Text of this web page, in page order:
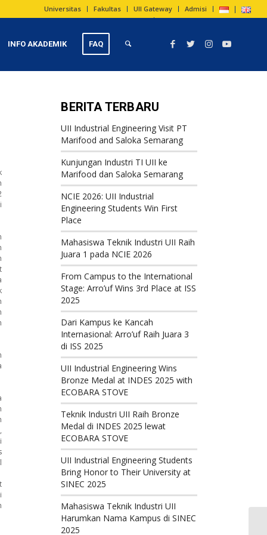
Universitas Fakultas UII Gateway Admisi
INFO AKADEMIK FAQ
BERITA TERBARU
UII Industrial Engineering Visit PT
Marifood and Saloka Semarang
Kunjungan Industri TI UII ke
Marifood dan Saloka Semarang
NCIE 2026: UII Industrial
Engineering Students Win First
Place
Mahasiswa Teknik Industri UII Raih
Juara 1 pada NCIE 2026
From Campus to the International
Stage: Arro’uf Wins 3rd Place at ISS
2025
Dari Kampus ke Kancah
Internasional: Arro’uf Raih Juara 3
di ISS 2025
UII Industrial Engineering Wins
Bronze Medal at INDES 2025 with
ECOBARA STOVE
Teknik Industri UII Raih Bronze
Medal di INDES 2025 lewat
ECOBARA STOVE
UII Industrial Engineering Students
Bring Honor to Their University at
SINEC 2025
Mahasiswa Teknik Industri UII
Harumkan Nama Kampus di SINEC
2025